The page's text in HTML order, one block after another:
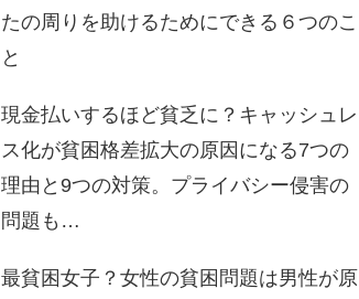
たの周りを助けるためにできる６つのこ
と
現金払いするほど貧乏に？キャッシュレ
ス化が貧困格差拡大の原因になる7つの
理由と9つの対策。プライバシー侵害の
問題も…
最貧困女子？女性の貧困問題は男性が原